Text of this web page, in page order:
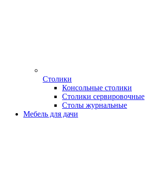
Столики
Консольные столики
Столики сервировочные
Столы журнальные
Мебель для дачи